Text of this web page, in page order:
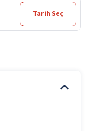
Tarih Seç